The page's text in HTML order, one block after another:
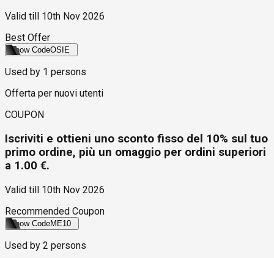
Valid till 10th Nov 2026
Best Offer
Show CodeOSIE
Used by 1 persons
Offerta per nuovi utenti
COUPON
Iscriviti e ottieni uno sconto fisso del 10% sul tuo
primo ordine, più un omaggio per ordini superiori
a 1.00 €.
Valid till 10th Nov 2026
Recommended Coupon
Show CodeME10
Used by 2 persons